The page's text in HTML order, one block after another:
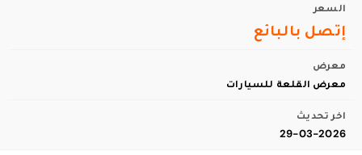
السعر
إتصل بالبائع
معرض
معرض القلعة للسيارات
اخر تحديث
29-03-2026